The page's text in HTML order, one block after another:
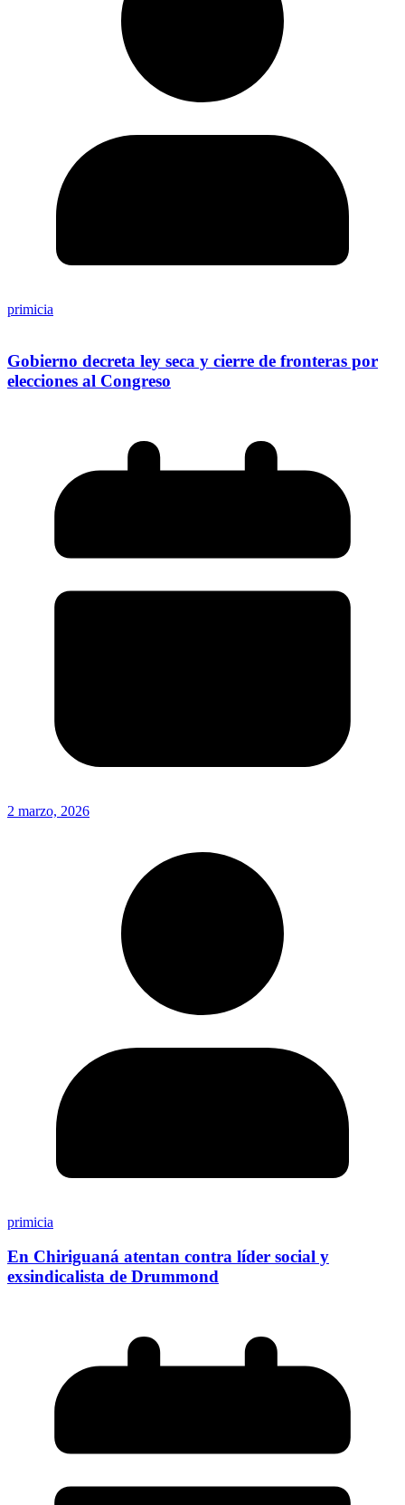
primicia
Gobierno decreta ley seca y cierre de fronteras por
elecciones al Congreso
2 marzo, 2026
primicia
En Chiriguaná atentan contra líder social y
exsindicalista de Drummond